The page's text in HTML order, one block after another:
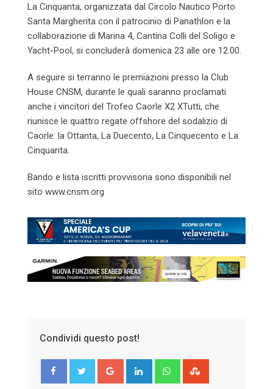
La Cinquanta, organizzata dal Circolo Nautico Porto
Santa Margherita con il patrocinio di Panathlon e la
collaborazione di Marina 4, Cantina Colli del Soligo e
Yacht-Pool, si concluderà domenica 23 alle ore 12.00.
A seguire si terranno le premiazioni presso la Club
House CNSM, durante le quali saranno proclamati
anche i vincitori del Trofeo Caorle X2 XTutti, che
riunisce le quattro regate offshore del sodalizio di
Caorle: la Ottanta, La Duecento, La Cinquecento e La
Cinquanta.
Bando e lista iscritti provvisoria sono disponibili nel
sito www.cnsm.org
Condividi questo post!
Google+ LinkedIn Whatsapp